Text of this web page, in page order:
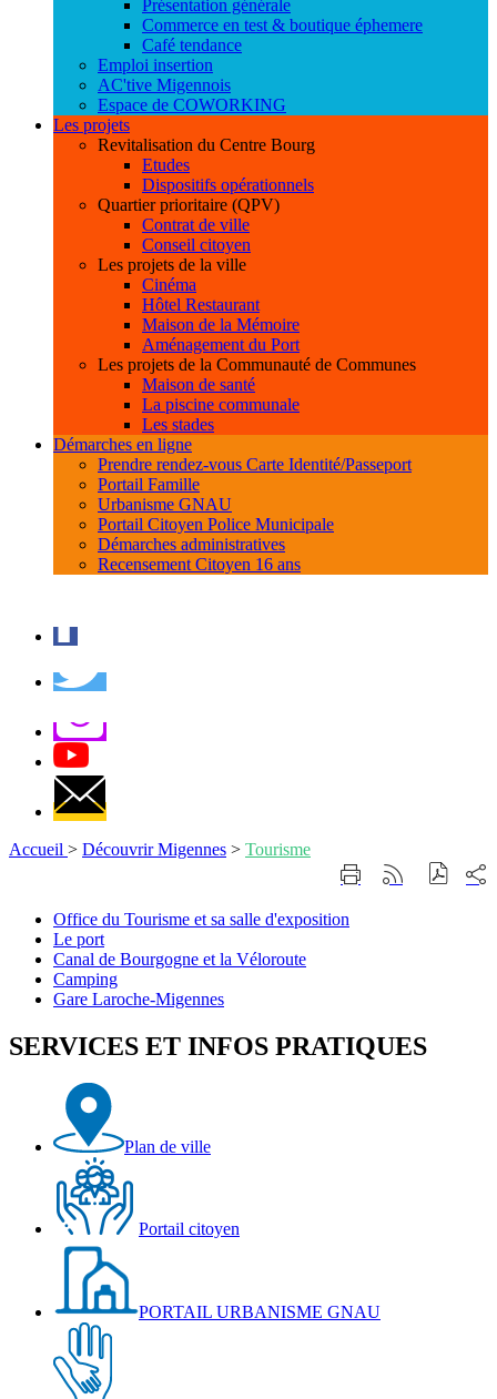
Présentation générale
Commerce en test & boutique éphemere
Café tendance
Emploi insertion
AC'tive Migennois
Espace de COWORKING
Les projets
Revitalisation du Centre Bourg
Etudes
Dispositifs opérationnels
Quartier prioritaire (QPV)
Contrat de ville
Conseil citoyen
Les projets de la ville
Cinéma
Hôtel Restaurant
Maison de la Mémoire
Aménagement du Port
Les projets de la Communauté de Communes
Maison de santé
La piscine communale
Les stades
Démarches en ligne
Prendre rendez-vous Carte Identité/Passeport
Portail Famille
Urbanisme GNAU
Portail Citoyen Police Municipale
Démarches administratives
Recensement Citoyen 16 ans
Accueil > Découvrir Migennes > Tourisme
Imprimer
page
Générer
sur
Office
du
Tourisme
et
sa
d'exposition
Office du Tourisme et sa salle d'exposition
Le
port
Le port
Canal
de
Bourgogne
la
Véloroute
Canal de Bourgogne et la Véloroute
Camping
Camping
Gare
Migennes
Gare Laroche-Migennes
SERVICES ET INFOS PRATIQUES
Plan de ville
Portail citoyen
PORTAIL URBANISME GNAU